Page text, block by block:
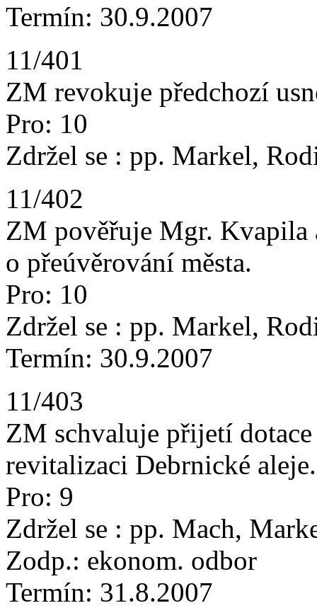
Termín: 30.9.2007
11/401
ZM revokuje předchozí
Pro: 10
Zdržel se : pp. Markel,
11/402
ZM pověřuje Mgr. Kvapila
o přeúvěrování města.
Pro: 10
Zdržel se : pp. Markel,
Termín: 30.9.2007
11/403
ZM schvaluje přijetí
revitalizaci Debrnické aleje.
Pro: 9
Zdržel se : pp. Mach,
Zodp.: ekonom. odbor
Termín: 31.8.2007